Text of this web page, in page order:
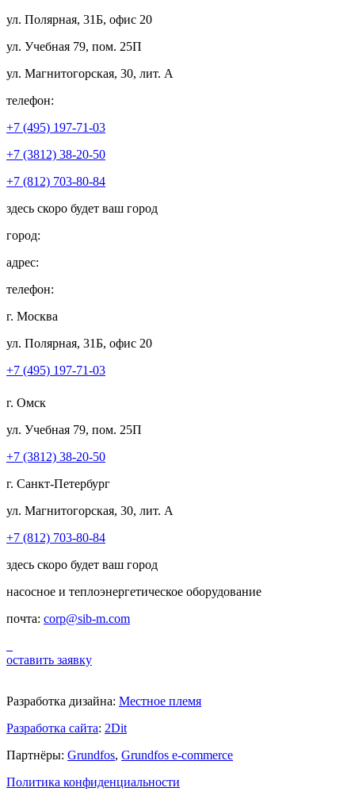
ул. Полярная, 31Б, офис 20
ул. Учебная 79, пом. 25П
ул. Магнитогорская, 30, лит. А
телефон:
+7 (495) 197-71-03
+7 (3812) 38-20-50
+7 (812) 703-80-84
здесь скоро будет ваш город
город:
адрес:
телефон:
г. Москва
ул. Полярная, 31Б, офис 20
+7 (495) 197-71-03
г. Омск
ул. Учебная 79, пом. 25П
+7 (3812) 38-20-50
г. Санкт-Петербург
ул. Магнитогорская, 30, лит. А
+7 (812) 703-80-84
здесь скоро будет ваш город
насосное и теплоэнергетическое оборудование
почта: corp@sib-m.com
оставить заявку
Разработка дизайна: Местное племя
Разработка сайта: 2Dit
Партнёры: Grundfos, Grundfos e-commerce
Политика конфиденциальности